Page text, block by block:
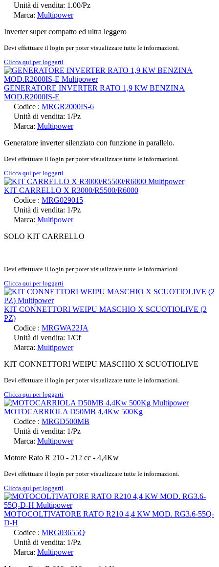
Unità di vendita: 1.00/Pz
Marca: Multipower
Inverter super compatto ed ultra leggero
Devi effettuare il login per poter visualizzare tutte le informazioni.
Clicca qui per loggarti
GENERATORE INVERTER RATO 1,9 KW BENZINA
MOD.R2000IS-E
Codice : MRGR2000IS-6
Unità di vendita: 1/Pz
Marca: Multipower
Generatore inverter silenziato con funzione in parallelo.
Devi effettuare il login per poter visualizzare tutte le informazioni.
Clicca qui per loggarti
KIT CARRELLO X R3000/R5500/R6000
Codice : MRG029015
Unità di vendita: 1/Pz
Marca: Multipower
SOLO KIT CARRELLO
Devi effettuare il login per poter visualizzare tutte le informazioni.
Clicca qui per loggarti
KIT CONNETTORI WEIPU MASCHIO X SCUOTIOLIVE (2
PZ)
Codice : MRGWA22JA
Unità di vendita: 1/Cf
Marca: Multipower
KIT CONNETTORI WEIPU MASCHIO X SCUOTIOLIVE
Devi effettuare il login per poter visualizzare tutte le informazioni.
Clicca qui per loggarti
MOTOCARRIOLA D50MB 4,4Kw 500Kg
Codice : MRGD500MB
Unità di vendita: 1/Pz
Marca: Multipower
Motore Rato R 210 - 212 cc - 4,4Kw
Devi effettuare il login per poter visualizzare tutte le informazioni.
Clicca qui per loggarti
MOTOCOLTIVATORE RATO R210 4,4 KW MOD. RG3.6-55Q-
D-H
Codice : MRG03655Q
Unità di vendita: 1/Pz
Marca: Multipower